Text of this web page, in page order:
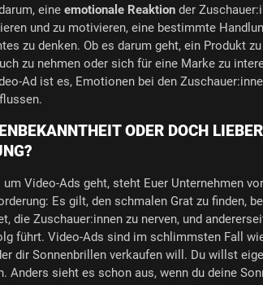
eineemotionale Reaktionder
und zu motivieren, eine bestimmte
zu denken. Ob es darum geht, ein Produkt
zu nehmen oder sich für eine Marke zu
Ad ist es, Emotionen bei den
ODER DOCH
um Video-Ads geht, steht Euer Unternehmen
Es gilt, den schmalen Grat zu finden,
die Zuschauer:innen zu nerven, und
führt. Video-Ads sind im schlimmsten Fall
dir Sonnenbrillen verkaufen will. Du willst
Anders sieht es schon aus, wenn du deine